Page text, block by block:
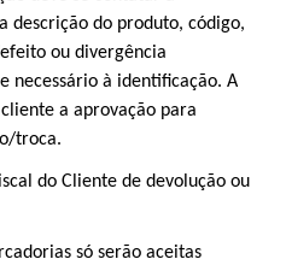
descrição do produto, código,
ou divergência
necessário à identificação. A
a aprovação para
troca.
do Cliente de devolução ou
só serão aceitas